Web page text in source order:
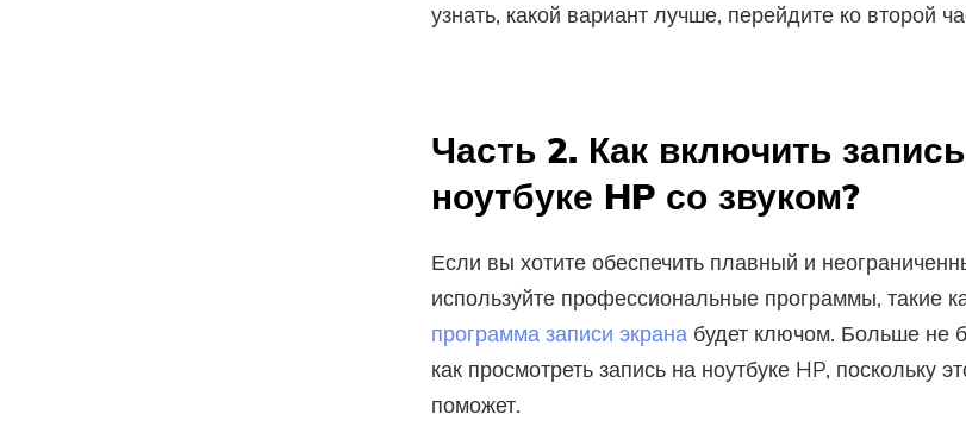
узнать, какой вариант лучше, перейдите ко второй
Часть 2. Как включить
ноутбуке HP со звуком?
Если вы хотите обеспечить плавный и
используйте профессиональные программы, такие
программа записи экрана будет ключом. Больше не
как просмотреть запись на ноутбуке HP, поскольку
поможет.